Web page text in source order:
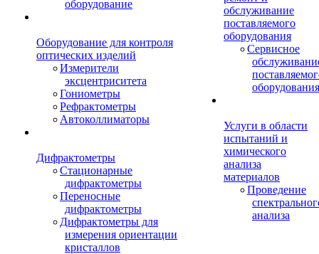
оборудование
Оборудование для контроля
оптических изделий
Измерители
эксцентриситета
Гониометры
Рефрактометры
Автоколлиматоры
Дифрактометры
Стационарные
дифрактометры
Переносные
дифрактометры
Дифрактометры для
измерения ориентации
кристаллов
обслуживание
поставляемого
оборудования
Сервисное
оборудования
Услуги в области
испытаний и
химического
анализа
материалов
Проведение
анализа